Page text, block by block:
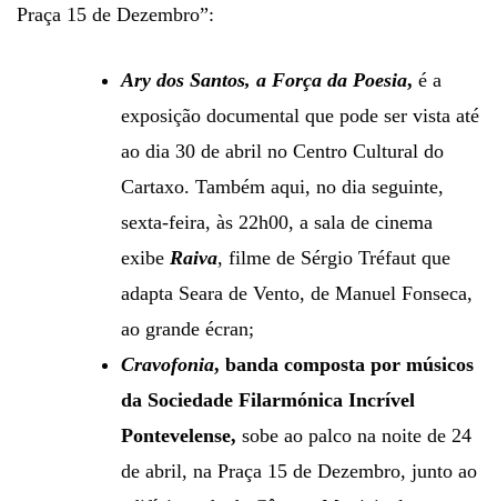
Praça 15 de Dezembro”:
Ary dos Santos, a Força da Poesia, é a
exposição documental que pode ser vista até
ao dia 30 de abril no Centro Cultural do
Cartaxo. Também aqui, no dia seguinte,
sexta-feira, às 22h00, a sala de cinema
exibe Raiva, filme de Sérgio Tréfaut que
adapta Seara de Vento, de Manuel Fonseca,
ao grande écran;
Cravofonia, banda composta por músicos
da Sociedade Filarmónica Incrível
Pontevelense, sobe ao palco na noite de 24
de abril, na Praça 15 de Dezembro, junto ao